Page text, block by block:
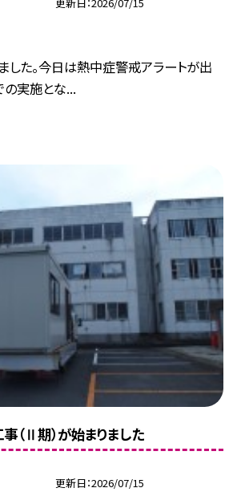
した。今日は熱中症警戒アラートが出
の実施とな...
（Ⅱ期）が始まりました
更新日 2026/07/15